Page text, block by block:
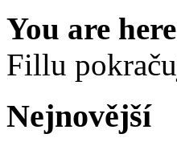
You are
Fillu
Nejnovější